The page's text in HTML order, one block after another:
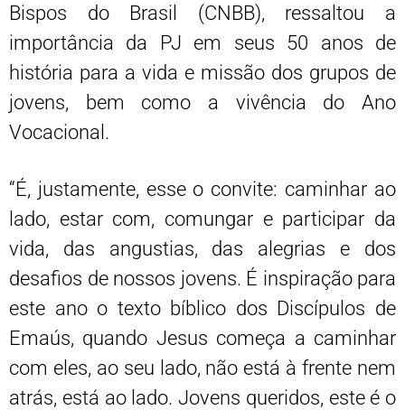
Bispos do Brasil (CNBB), ressaltou a
importância da PJ em seus 50 anos de
história para a vida e missão dos grupos de
jovens, bem como a vivência do Ano
Vocacional.
“É, justamente, esse o convite: caminhar ao
lado, estar com, comungar e participar da
vida, das angustias, das alegrias e dos
desafios de nossos jovens. É inspiração para
este ano o texto bíblico dos Discípulos de
Emaús, quando Jesus começa a caminhar
com eles, ao seu lado, não está à frente nem
atrás, está ao lado. Jovens queridos, este é o